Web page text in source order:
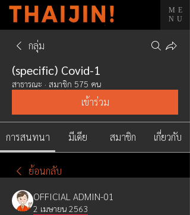
ME
NU
กลุ่ม
(specific) Covid-1
สาธารณะ · สมาชิก 575 คน
เข้าร่วม
การสนทนา มีเดีย สมาชิก เกี่ยวกับ
ย้อนกลับ
OFFICIAL ADMIN-01
2 เมษายน 2563